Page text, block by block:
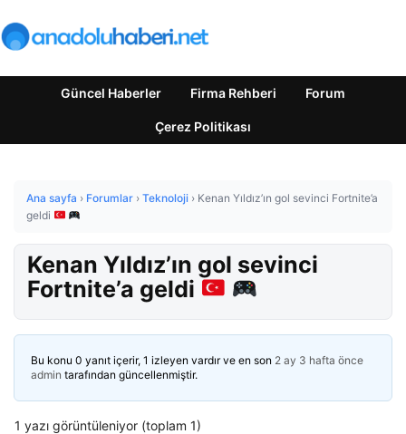
Güncel Haberler Firma Rehberi Forum
Çerez Politikası
Ana sayfa › Forumlar › Teknoloji › Kenan Yıldız’ın gol sevinci Fortnite’a
geldi
Kenan Yıldız’ın gol sevinci
Fortnite’a geldi
Bu konu 0 yanıt içerir, 1 izleyen vardır ve en son 2 ay 3 hafta önce
admin tarafından güncellenmiştir.
1 yazı görüntüleniyor (toplam 1)